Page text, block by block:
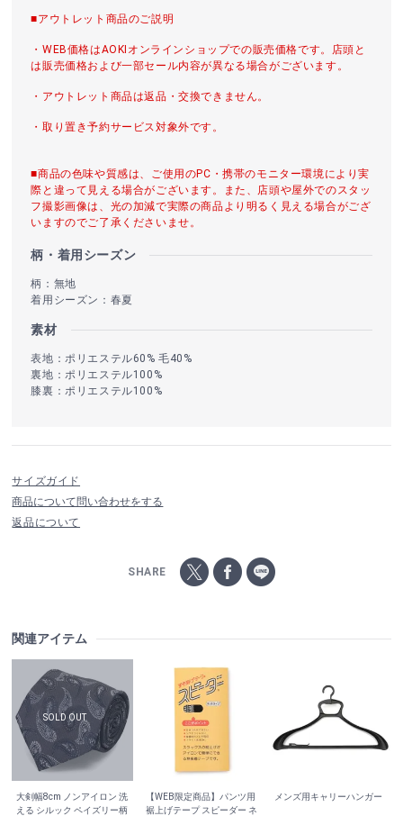
■アウトレット商品のご説明
・WEB価格はAOKIオンラインショップでの販売価格です。店頭と
は販売価格および一部セール内容が異なる場合がございます。
・アウトレット商品は返品・交換できません。
・取り置き予約サービス対象外です。
■商品の色味や質感は、ご使用のPC・携帯のモニター環境により実
際と違って見える場合がございます。また、店頭や屋外でのスタッ
フ撮影画像は、光の加減で実際の商品より明るく見える場合がござ
いますのでご了承くださいませ。
柄・着用シーズン
柄：無地
着用シーズン：春夏
素材
表地：ポリエステル60% 毛40%
裏地：ポリエステル100%
膝裏：ポリエステル100%
サイズガイド
商品について問い合わせをする
返品について
SHARE
関連アイテム
大剣幅8cm ノンアイロン 洗
える シルック ペイズリー柄
【WEB限定商品】パンツ用
裾上げテープ スピーダー ネ
メンズ用キャリーハンガー